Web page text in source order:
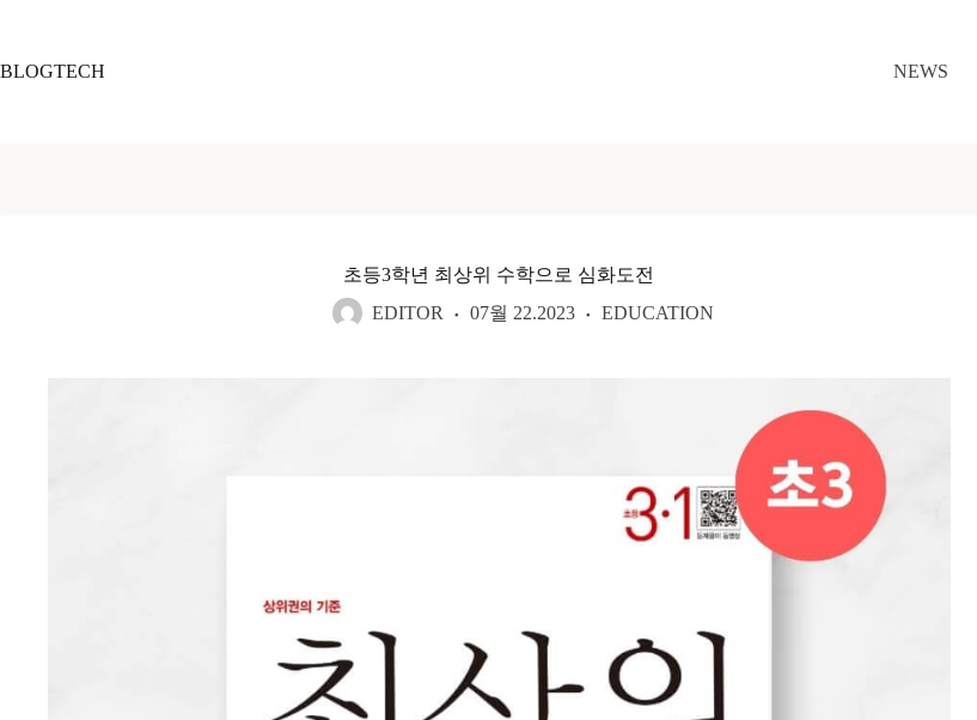
으
BLOGTECH NEWS
초등3학년 최상위 수학으로 심화도전
EDITOR
07월 22.2023 EDUCATION